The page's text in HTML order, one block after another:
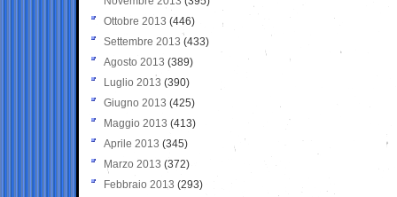
Ottobre 2013 (446)
Settembre 2013 (433)
Agosto 2013 (389)
Luglio 2013 (390)
Giugno 2013 (425)
Maggio 2013 (413)
Aprile 2013 (345)
Marzo 2013 (372)
Febbraio 2013 (293)